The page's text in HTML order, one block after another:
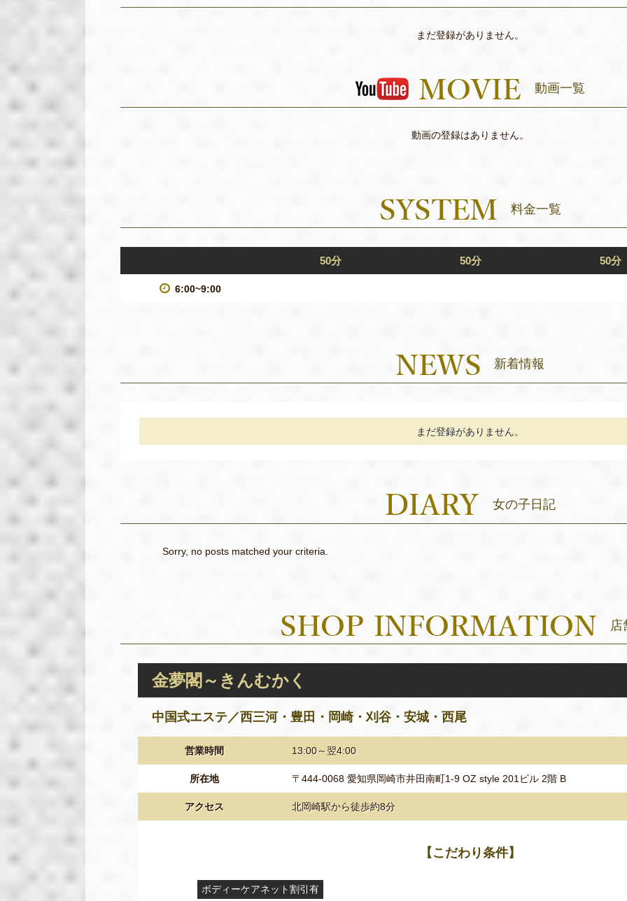
まだ登録がありません。
動画一覧
動画の登録はありません。
料金一覧
50分 50分 50分
6:00~9:00
新着情報
まだ登録がありません。
女の子日記
Sorry, no posts matched your criteria.
店
金夢閣～きんむかく
中国式エステ／西三河・豊田・岡崎・刈谷・安城・西尾
営業時間 13:00～翌4:00
所在地 〒444-0068 愛知県岡崎市井田南町1-9 OZ style 201ビル 2階 B
アクセス 北岡崎駅から徒歩約8分
【こだわり条件】
ボディーケアネット割引有